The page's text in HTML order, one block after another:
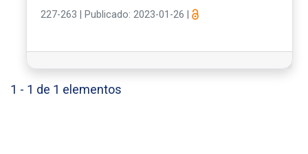
227-263 Publicado: 2023-01-26
1 - 1 de 1 elementos